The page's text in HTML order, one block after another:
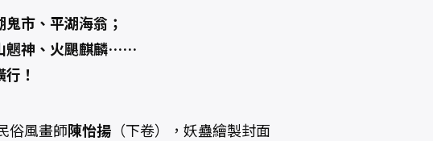
市、平湖海翁；
魍神、火颶麒麟……
！
俗風畫師陳怡揚（下卷），妖蠱繪製封面